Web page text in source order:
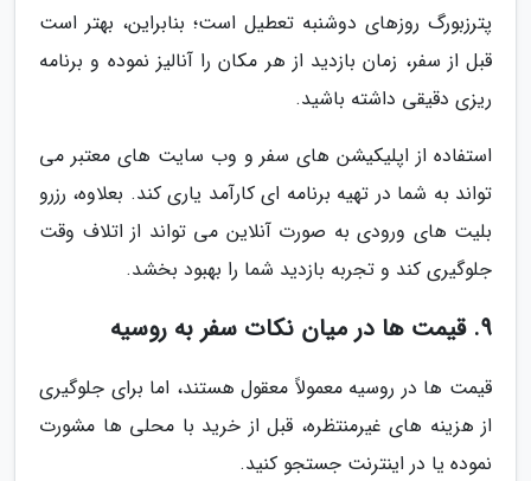
پترزبورگ روزهای دوشنبه تعطیل است؛ بنابراین، بهتر است
قبل از سفر، زمان بازدید از هر مکان را آنالیز نموده و برنامه
ریزی دقیقی داشته باشید.
استفاده از اپلیکیشن های سفر و وب سایت های معتبر می
تواند به شما در تهیه برنامه ای کارآمد یاری کند. بعلاوه، رزرو
بلیت های ورودی به صورت آنلاین می تواند از اتلاف وقت
جلوگیری کند و تجربه بازدید شما را بهبود بخشد.
9. قیمت ها در میان نکات سفر به روسیه
قیمت ها در روسیه معمولاً معقول هستند، اما برای جلوگیری
از هزینه های غیرمنتظره، قبل از خرید با محلی ها مشورت
نموده یا در اینترنت جستجو کنید.